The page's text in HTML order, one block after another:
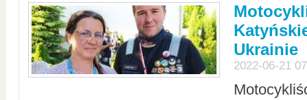
Ukrainie
2022-06-21